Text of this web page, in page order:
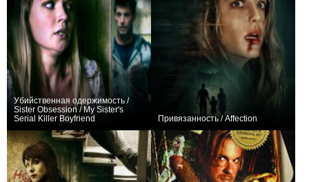
Убийственная одержимость /
Sister Obsession / My Sister's
Serial Killer Boyfriend
Привязанность / Affection